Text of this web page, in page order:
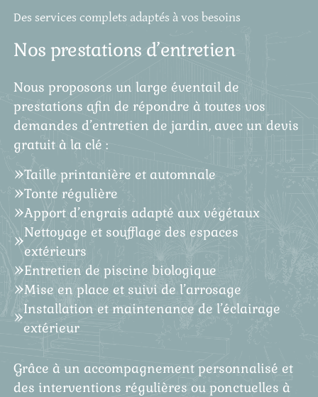
Des services complets adaptés à vos besoins
Nos prestations d’entretien
Nous proposons un large éventail de
prestations afin de répondre à toutes vos
demandes d’entretien de jardin, avec un devis
gratuit à la clé :
Taille printanière et automnale
Tonte régulière
Apport d’engrais adapté aux végétaux
Nettoyage et soufflage des espaces
extérieurs
Entretien de piscine biologique
Mise en place et suivi de l’arrosage
Installation et maintenance de l’éclairage
extérieur
Grâce à un accompagnement personnalisé et
des interventions régulières ou ponctuelles à